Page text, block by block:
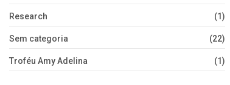
Research (1)
Sem categoria (22)
Troféu Amy Adelina (1)